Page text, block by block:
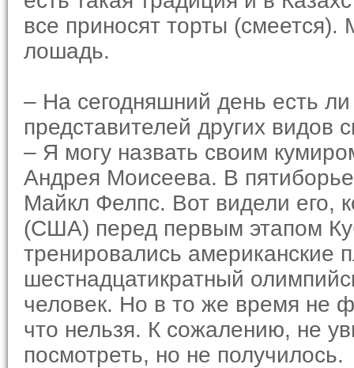
все приносят торты (смеется).
лошадь.
– На сегодняшний день есть
представителей других видов
– Я могу назвать своим
Андрея Моисеева. В
Майкл Фелпс. Вот видели его,
(США) перед первым этапом
тренировались американские
шестнадцатикратный
человек. Но в то же время не
что нельзя. К сожалению, не
посмотреть, но не получилось.